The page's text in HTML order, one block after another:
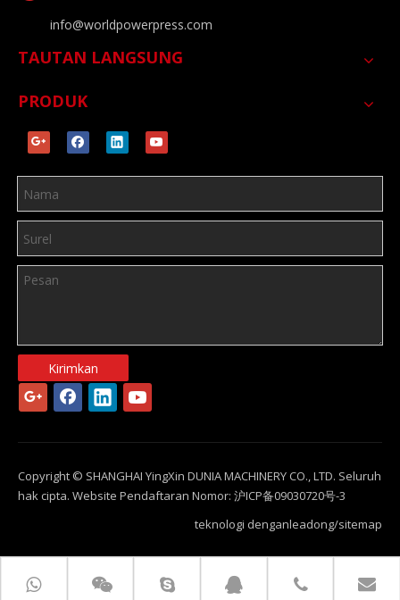
info@worldpowerpress.com
TAUTAN LANGSUNG
PRODUK
Kirimkan
Copyright © SHANGHAI YingXin DUNIA MACHINERY CO., LTD. Seluruh
hak cipta. Website Pendaftaran Nomor: 沪ICP备09030720号-3
teknologi denganleadong/sitemap